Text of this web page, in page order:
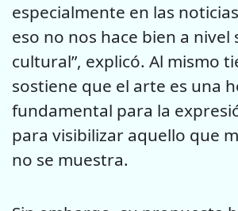
especialmente en las
eso no nos hace bien a nivel
cultural”, explicó. Al mismo
sostiene que el arte es una
fundamental para la
para visibilizar aquello que
no se muestra.